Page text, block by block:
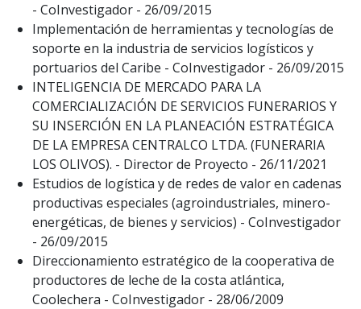
- CoInvestigador - 26/09/2015
Implementación de herramientas y tecnologías de
soporte en la industria de servicios logísticos y
portuarios del Caribe - CoInvestigador - 26/09/2015
INTELIGENCIA DE MERCADO PARA LA
COMERCIALIZACIÓN DE SERVICIOS FUNERARIOS Y
SU INSERCIÓN EN LA PLANEACIÓN ESTRATÉGICA
DE LA EMPRESA CENTRALCO LTDA. (FUNERARIA
LOS OLIVOS). - Director de Proyecto - 26/11/2021
Estudios de logística y de redes de valor en cadenas
productivas especiales (agroindustriales, minero-
energéticas, de bienes y servicios) - CoInvestigador
- 26/09/2015
Direccionamiento estratégico de la cooperativa de
productores de leche de la costa atlántica,
Coolechera - CoInvestigador - 28/06/2009